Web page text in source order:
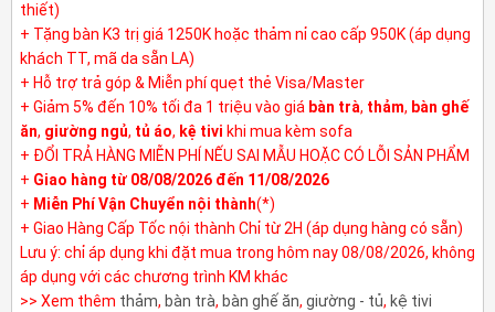
thiết)
+ Tặng bàn K3 trị giá 1250K hoặc thảm nỉ cao cấp 950K (áp dụng
khách TT, mã da sẵn LA)
+ Hỗ trợ trả góp & Miễn phí quẹt thẻ Visa/Master
+ Giảm 5% đến 10% tối đa 1 triệu vào giá bàn trà, thảm, bàn ghế
ăn, giường ngủ, tủ áo, kệ tivi khi mua kèm sofa
+ ĐỔI TRẢ HÀNG MIỄN PHÍ NẾU SAI MẪU HOẶC CÓ LỖI SẢN PHẨM
+ Giao hàng từ 08/08/2026 đến 11/08/2026
+ Miễn Phí Vận Chuyển nội thành(*)
+ Giao Hàng Cấp Tốc nội thành Chỉ từ 2H (áp dụng hàng có sẵn)
Lưu ý: chỉ áp dụng khi đặt mua trong hôm nay 08/08/2026, không
áp dụng với các chương trình KM khác
>> Xem thêm thảm, bàn trà, bàn ghế ăn, giường - tủ, kệ tivi